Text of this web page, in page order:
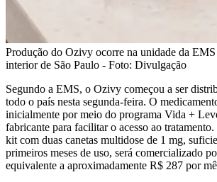
Produção do Ozivy ocorre na unidade da
interior de São Paulo - Foto: Divulgação
Segundo a EMS, o Ozivy começou a ser
todo o país nesta segunda-feira. O
inicialmente por meio do programa Vida +
fabricante para facilitar o acesso ao
kit com duas canetas multidose de 1 mg,
primeiros meses de uso, será comercializado
equivalente a aproximadamente R$ 287 por